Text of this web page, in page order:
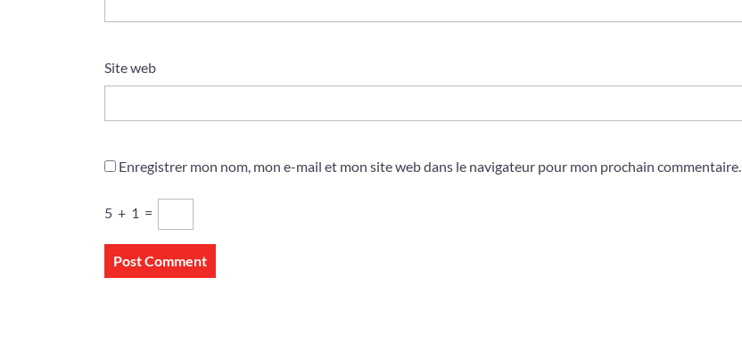
Site web
Enregistrer mon nom, mon e-mail et mon site web dans le navigateur pour mon prochain commentaire.
5 + 1 =